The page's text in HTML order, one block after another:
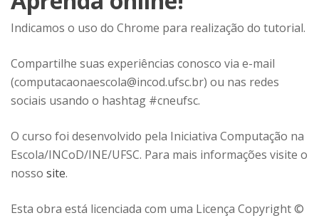
Indicamos o uso do Chrome para realização do tutorial.
Compartilhe suas experiências conosco via e-mail
(computacaonaescola@incod.ufsc.br) ou nas redes
sociais usando o hashtag #cneufsc.
O curso foi desenvolvido pela Iniciativa Computação na
Escola/INCoD/INE/UFSC. Para mais informações visite o
nosso site.
Esta obra está licenciada com uma Licença Copyright ©